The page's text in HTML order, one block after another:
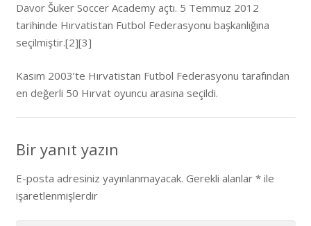
Davor Šuker Soccer Academy açtı. 5 Temmuz 2012
tarihinde Hırvatistan Futbol Federasyonu başkanlığına
seçilmiştir.[2][3]
Kasım 2003’te Hırvatistan Futbol Federasyonu tarafından
en değerli 50 Hırvat oyuncu arasına seçildi.
Bir yanıt yazın
E-posta adresiniz yayınlanmayacak. Gerekli alanlar *ile
işaretlenmişlerdir